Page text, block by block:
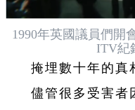
1990年英國議員們開
ITV紀
掩埋數十年的真
儘管很多受害者